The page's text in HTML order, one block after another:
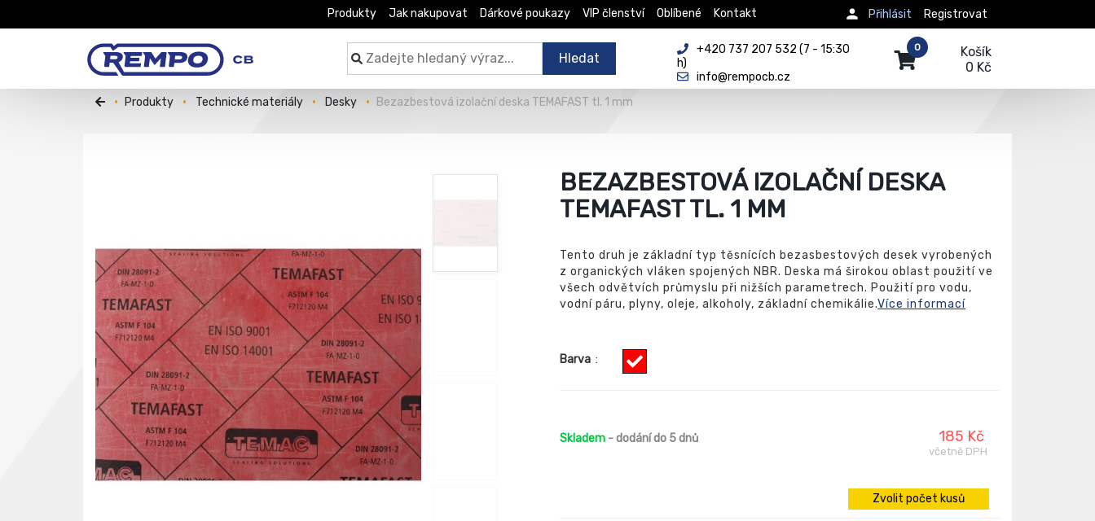
Produkty Jak nakupovat Dárkové poukazy VIP členství Oblíbené Kontakt Registrovat
Přihlásit
Hledat
+420 737 207 532 (7 - 15:30
h)
info@rempocb.cz
Košík
0 Kč
0
Produkty Technické materiály Desky Bezazbestová izolační deska TEMAFAST tl. 1 mm
BEZAZBESTOVÁ IZOLAČNÍ DESKA
TEMAFAST TL. 1 MM
Tento druh je základní typ těsnících bezasbestových desek vyrobených
z organických vláken spojených NBR. Deska má širokou oblast použití ve
všech odvětvích průmyslu při nižších parametrech. Použití pro vodu,
vodní páru, plyny, oleje, alkoholy, základní chemikálie.Více informací
Barva :
Skladem - dodání do 5 dnů 185 Kč
včetně DPH
Zvolit počet kusů